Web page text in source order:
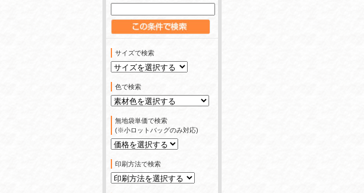
サイズで検索
色で検索
無地袋単価で検索
(※小ロットバッグのみ対応)
印刷方法で検索